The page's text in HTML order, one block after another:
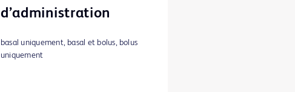
d’administration
basal uniquement, basal et bolus, bolus
uniquement